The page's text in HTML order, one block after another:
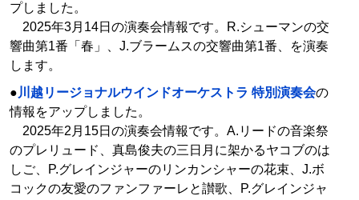
プしました。
2025年3月14日の演奏会情報です。R.シューマンの交
響曲第1番「春」、J.ブラームスの交響曲第1番、を演奏
します。
● 川越リージョナルウインドオーケストラ 特別演奏会の
情報をアップしました。
2025年2月15日の演奏会情報です。A.リードの音楽祭
のプレリュード、真島俊夫の三日月に架かるヤコブのは
しご、P.グレインジャーのリンカンシャーの花束、J.ボ
コックの友愛のファンファーレと讃歌、P.グレインジャ